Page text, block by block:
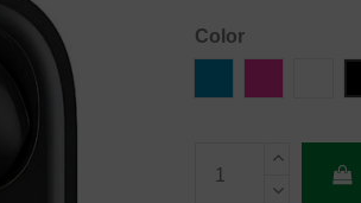
Color